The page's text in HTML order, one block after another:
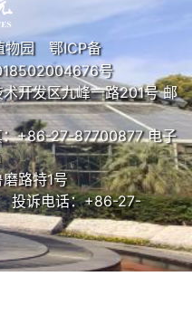
物园 鄂ICP备
号
开发区九峰一路201号 邮
+86-27-87700877 电子
路特1号
投诉电话：+86-27-